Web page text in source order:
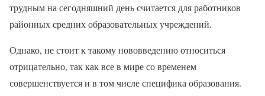
трудным на сегодняшний день считается для работников
районных средних образовательных учреждений.
Однако, не стоит к такому нововведению относиться
отрицательно, так как все в мире со временем
совершенствуется и в том числе специфика образования.